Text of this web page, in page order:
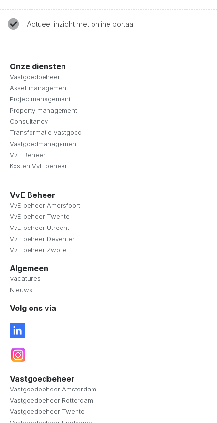
Actueel inzicht met online portaal
Onze diensten
Vastgoedbeheer
Asset management
Projectmanagement
Property management
Consultancy
Transformatie vastgoed
Vastgoedmanagement
VvE Beheer
Kosten VvE beheer
VvE Beheer
VvE beheer Amersfoort
VvE beheer Twente
VvE beheer Utrecht
VvE beheer Deventer
VvE beheer Zwolle
Algemeen
Vacatures
Nieuws
Volg ons via
Vastgoedbeheer
Vastgoedbeheer Amsterdam
Vastgoedbeheer Rotterdam
Vastgoedbeheer Twente